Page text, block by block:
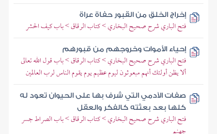
إخراج الخلق من القبور حفاة عراة
فتح الباري شرح صحيح البخاري > كتاب الرقاق > باب كيف الحشر
إحياء الأموات وخروجهم من قبورهم
فتح الباري شرح صحيح البخاري > كتاب الرقاق > باب قول الله تعالى
ألا يظن أولئك أنهم مبعوثون ليوم عظيم يوم يقوم الناس لرب العالمين
صفات الآدمي التي شرف بها على الحيوان تعود له
كلها بعد بعثته كالفكر والعقل
فتح الباري شرح صحيح البخاري > كتاب الرقاق > باب الصراط جسر